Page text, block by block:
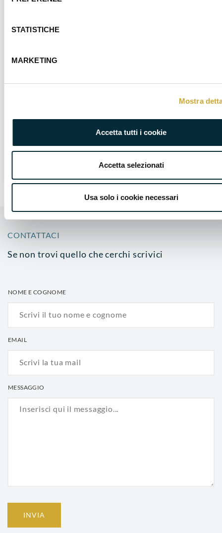
STATISTICHE
MARKETING
Mostra
Accetta tutti i cookie
Accetta selezionati
Usa solo i cookie necessari
gratuito post diploma IFTS - Specializzazione
Industry 4.0.
SCOPRI DI PIÙ
CONTATTACI
Se non trovi quello che cerchi scrivici
NOME E COGNOME
EMAIL
MESSAGGIO
INVIA